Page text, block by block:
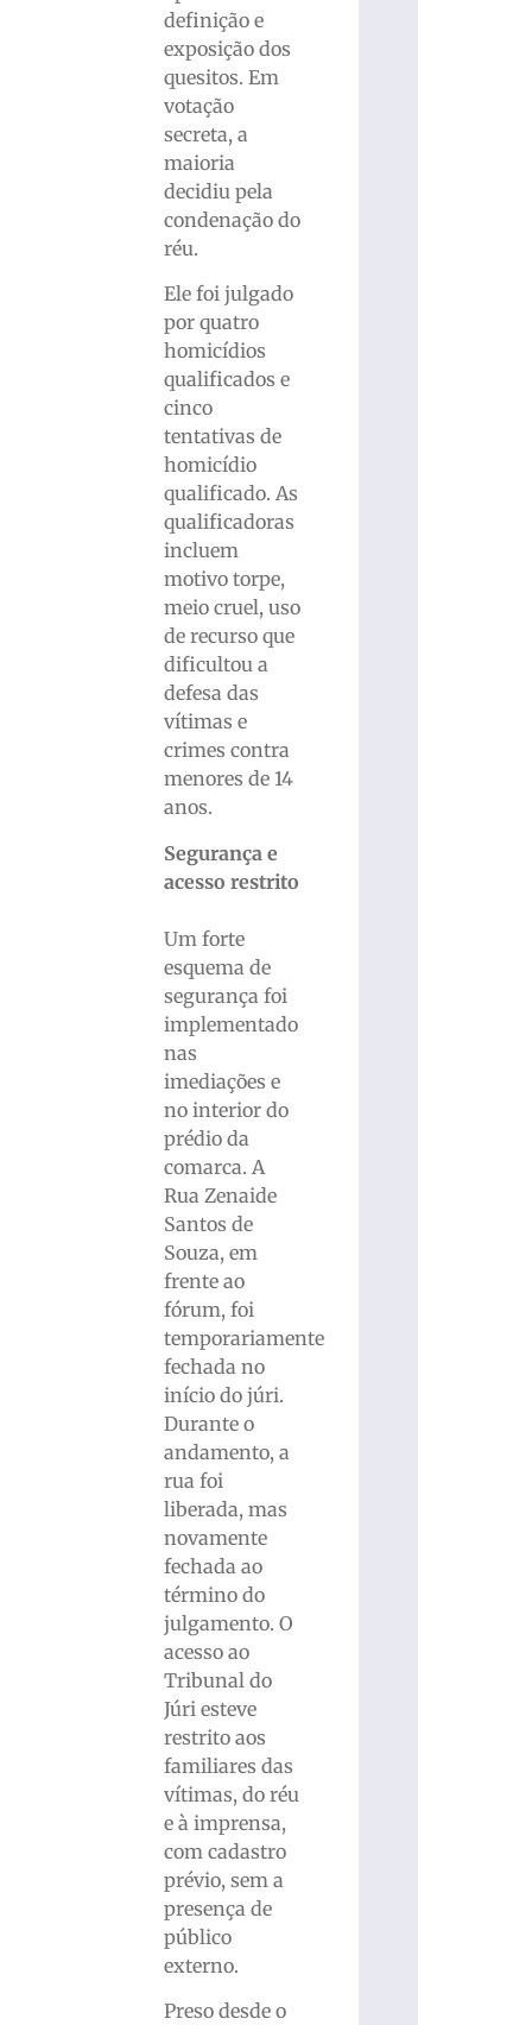
definição e
exposição dos
quesitos. Em
votação
secreta, a
maioria
decidiu pela
condenação do
réu.
Ele foi julgado
por quatro
homicídios
qualificados e
cinco
tentativas de
homicídio
qualificado. As
qualificadoras
incluem
motivo torpe,
meio cruel, uso
de recurso que
dificultou a
defesa das
vítimas e
crimes contra
menores de 14
anos.
Segurança e
acesso restrito
Um forte
esquema de
segurança foi
implementado
nas
imediações e
no interior do
prédio da
comarca. A
Rua Zenaide
Santos de
Souza, em
frente ao
fórum, foi
temporariamente
fechada no
início do júri.
Durante o
andamento, a
rua foi
liberada, mas
novamente
fechada ao
término do
julgamento. O
acesso ao
Tribunal do
Júri esteve
restrito aos
familiares das
vítimas, do réu
e à imprensa,
com cadastro
prévio, sem a
presença de
público
externo.
Preso desde o